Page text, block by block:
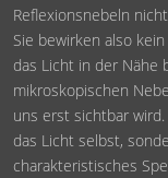
Reflexionsnebeln
Sie bewirken also
das Licht in der Nähe
mikroskopischen
uns erst sichtbar
das Licht selbst,
charakteristisches